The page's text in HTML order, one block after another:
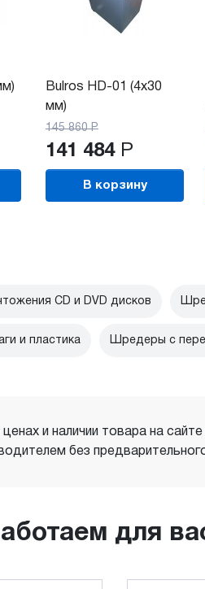
Bulros HD-01 (4х30
мм)
145 860 Р
141 484 Р
В корзину
CD и DVD дисков
и пластика Шредеры с
и наличии товара на
без
для